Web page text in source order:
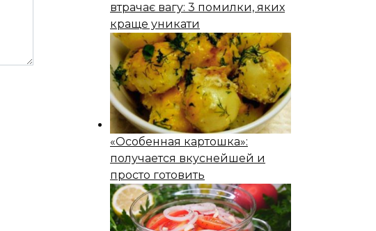
втрачає вагу: 3 помилки, яких
краще уникати
«Особенная картошка»:
получается вкуснейшей и
просто готовить